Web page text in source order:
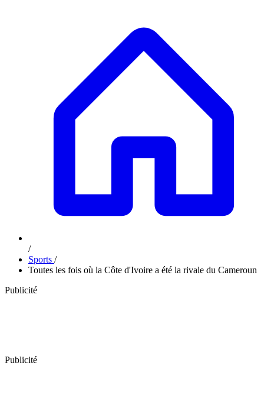
/
Sports /
Toutes les fois où la Côte d'Ivoire a été la rivale du Cameroun
Publicité
Publicité